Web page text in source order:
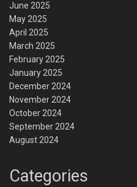
June 2025
May 2025
April 2025
March 2025
February 2025
January 2025
December 2024
November 2024
October 2024
September 2024
August 2024
Categories